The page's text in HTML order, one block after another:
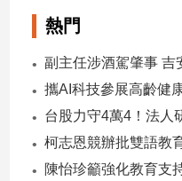
康/
感
情
熱門
陳怡珍籲強化教育